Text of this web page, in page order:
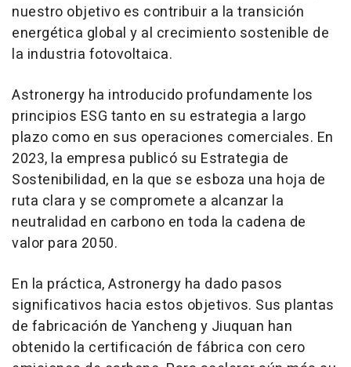
nuestro objetivo es contribuir a la transición
energética global y al crecimiento sostenible de
la industria fotovoltaica.
Astronergy ha introducido profundamente los
principios ESG tanto en su estrategia a largo
plazo como en sus operaciones comerciales. En
2023, la empresa publicó su Estrategia de
Sostenibilidad, en la que se esboza una hoja de
ruta clara y se compromete a alcanzar la
neutralidad en carbono en toda la cadena de
valor para 2050.
En la práctica, Astronergy ha dado pasos
significativos hacia estos objetivos. Sus plantas
de fabricación de Yancheng y Jiuquan han
obtenido la certificación de fábrica con cero